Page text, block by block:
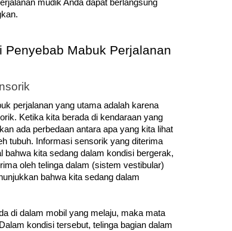
mudik Anda dapat berlangsung
Penyebab Mabuk Perjalanan
perjalanan yang utama adalah karena
Ketika kita berada di kendaraan yang
ada perbedaan antara apa yang kita lihat
tubuh. Informasi sensorik yang diterima
bahwa kita sedang dalam kondisi bergerak,
oleh telinga dalam (sistem vestibular)
bahwa kita sedang dalam
di dalam mobil yang melaju, maka mata
kondisi tersebut, telinga bagian dalam